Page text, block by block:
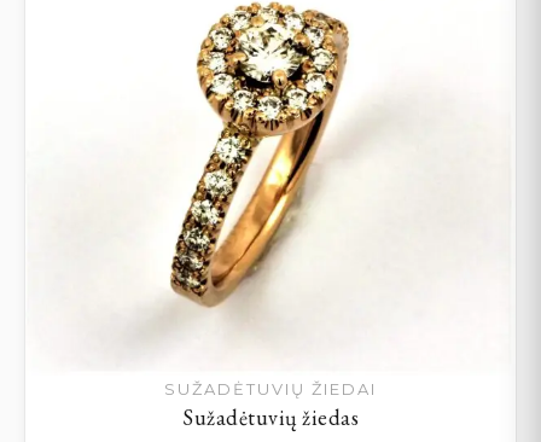
SUŽADĖTUVIŲ ŽIEDAI
Sužadėtuvių žiedas